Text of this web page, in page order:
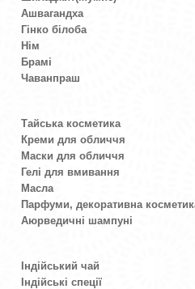
Ашвагандха
Гінко білоба
Нім
Брамі
Чаванпраш
Тайська косметика
Креми для обличчя
Маски для обличчя
Гелі для вмивання
Масла
Парфуми, декоративна
Аюрведичні шампуні
Індійський чай
Індійські спеції